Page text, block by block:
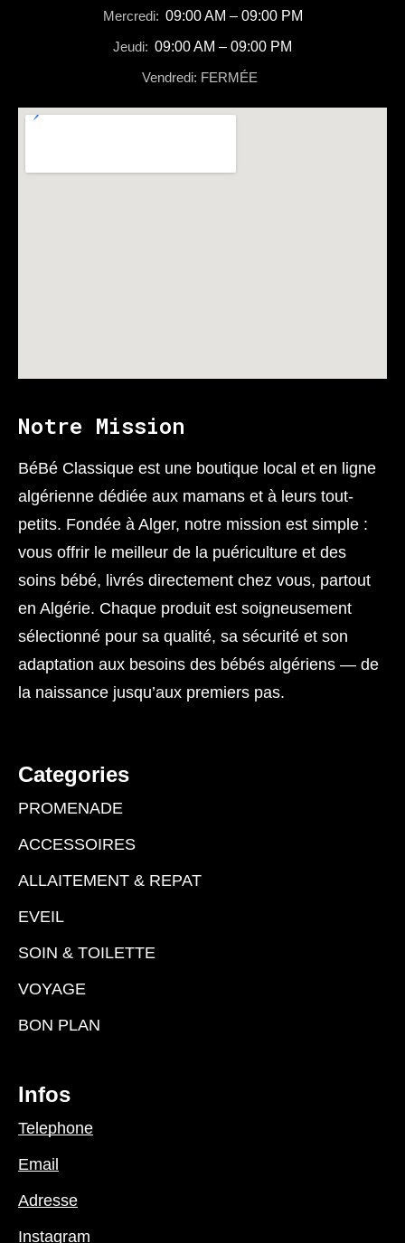
Mercredi: 09:00 AM – 09:00 PM
Jeudi: 09:00 AM – 09:00 PM
Vendredi: FERMÉE
Notre Mission
BéBé Classique est une boutique local et en ligne
algérienne dédiée aux mamans et à leurs tout-
petits. Fondée à Alger, notre mission est simple :
vous offrir le meilleur de la puériculture et des
soins bébé, livrés directement chez vous, partout
en Algérie. Chaque produit est soigneusement
sélectionné pour sa qualité, sa sécurité et son
adaptation aux besoins des bébés algériens — de
la naissance jusqu’aux premiers pas.
Categories
PROMENADE
ACCESSOIRES
ALLAITEMENT & REPAT
EVEIL
SOIN & TOILETTE
VOYAGE
BON PLAN
Infos
Telephone
Email
Adresse
Instagram